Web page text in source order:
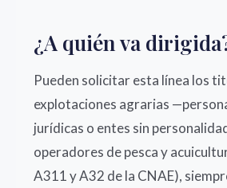
¿A quién va
Pueden solicitar esta línea los
explotaciones agrarias
jurídicas o entes sin
operadores de pesca y
A311 y A32 de la CNAE),